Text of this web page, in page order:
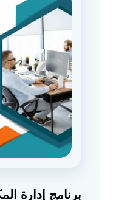
برنامج إدارة